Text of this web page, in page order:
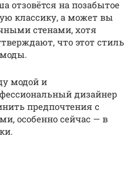
отзовётся на позабытое
классику, а может вы
стенами, хотя
что этот стиль
модой и
дизайнер
предпочтения с
особенно сейчас — в